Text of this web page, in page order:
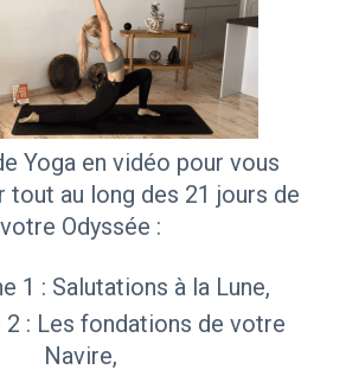
Yoga en vidéo pour vous
tout au long des 21 jours de
votre Odyssée :
1 : Salutations à la Lune,
: Les fondations de votre
Navire,